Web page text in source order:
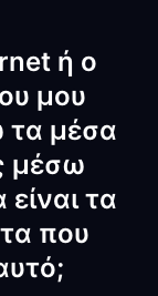
ή ο
μου
τα μέσα
μέσω
τα
που